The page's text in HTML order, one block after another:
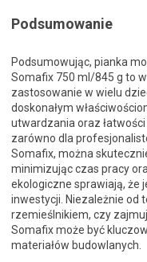
Podsumowanie
Podsumowując, pianka
Somafix 750 ml/845 g to
zastosowanie w wielu
doskonałym
utwardzania oraz
zarówno dla
Somafix, można
minimizując czas pracy
ekologiczne sprawiają, że
inwestycji. Niezależnie od
rzemieślnikiem, czy
Somafix może być
materiałów budowlanych.